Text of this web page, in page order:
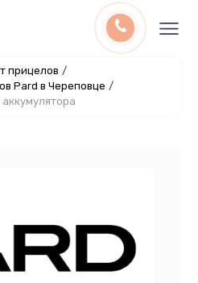
прицелов /
Pard в Череповце /